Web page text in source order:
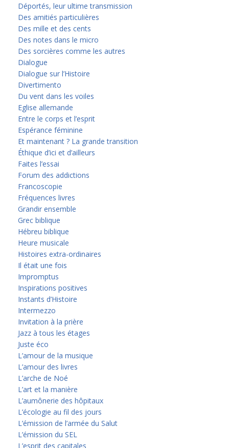
Déportés, leur ultime transmission
Des amitiés particulières
Des mille et des cents
Des notes dans le micro
Des sorcières comme les autres
Dialogue
Dialogue sur l’Histoire
Divertimento
Du vent dans les voiles
Eglise allemande
Entre le corps et l’esprit
Espérance féminine
Et maintenant ? La grande transition
Éthique d’ici et d’ailleurs
Faites l’essai
Forum des addictions
Francoscopie
Fréquences livres
Grandir ensemble
Grec biblique
Hébreu biblique
Heure musicale
Histoires extra-ordinaires
Il était une fois
Impromptus
Inspirations positives
Instants d’Histoire
Intermezzo
Invitation à la prière
Jazz à tous les étages
Juste éco
L’amour de la musique
L’amour des livres
L’arche de Noé
L’art et la manière
L’aumônerie des hôpitaux
L’écologie au fil des jours
L’émission de l’armée du Salut
L’émission du SEL
L’esprit des capitales